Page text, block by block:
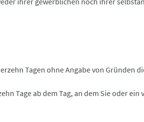
Tagen ohne Angabe von Gründen
Tage ab dem Tag, an dem Sie oder